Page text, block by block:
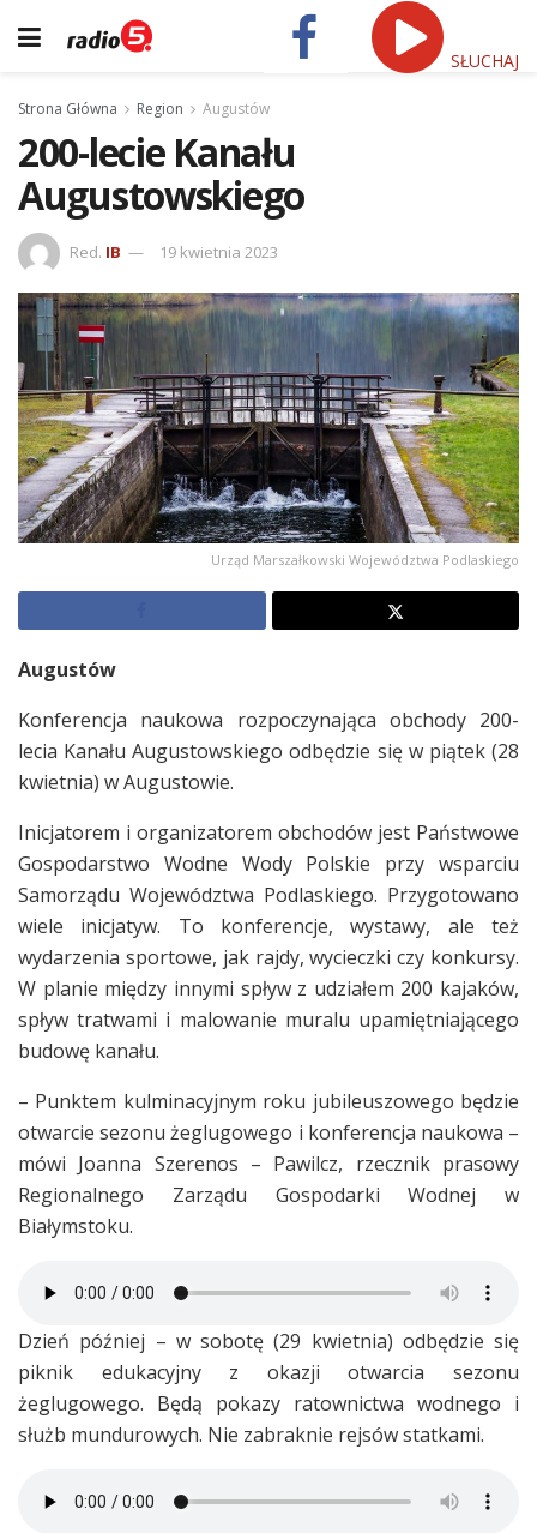
SŁUCHAJ
Strona Główna Region Augustów
200-lecie Kanału
Augustowskiego
Red. IB 19 kwietnia 2023
Urząd Marszałkowski Województwa Podlaskiego
Augustów
Konferencja naukowa rozpoczynająca obchody 200-
lecia Kanału Augustowskiego odbędzie się w piątek (28
kwietnia) w Augustowie.
Inicjatorem i organizatorem obchodów jest Państwowe
Gospodarstwo Wodne Wody Polskie przy wsparciu
Samorządu Województwa Podlaskiego. Przygotowano
wiele inicjatyw. To konferencje, wystawy, ale też
wydarzenia sportowe, jak rajdy, wycieczki czy konkursy.
W planie między innymi spływ z udziałem 200 kajaków,
spływ tratwami i malowanie muralu upamiętniającego
budowę kanału.
– Punktem kulminacyjnym roku jubileuszowego będzie
otwarcie sezonu żeglugowego i konferencja naukowa –
mówi Joanna Szerenos – Pawilcz, rzecznik prasowy
Regionalnego Zarządu Gospodarki Wodnej w
Białymstoku.
Dzień później – w sobotę (29 kwietnia) odbędzie się
piknik edukacyjny z okazji otwarcia sezonu
żeglugowego. Będą pokazy ratownictwa wodnego i
służb mundurowych. Nie zabraknie rejsów statkami.